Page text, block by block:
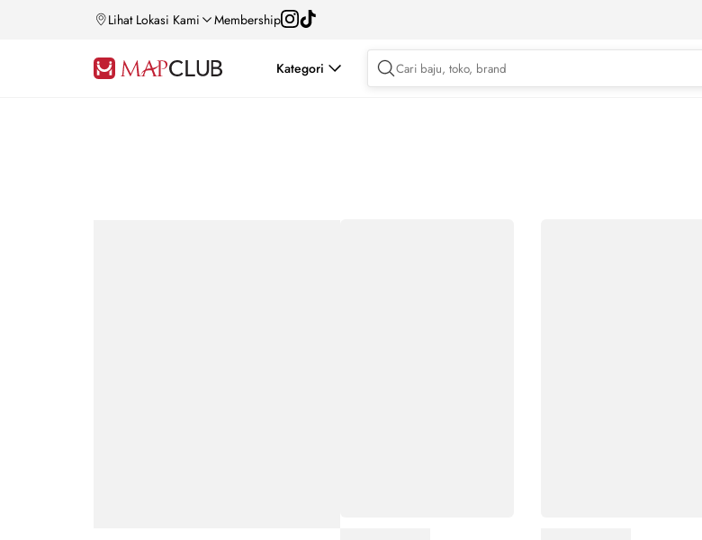
Lihat Lokasi Kami Membership
Kategori